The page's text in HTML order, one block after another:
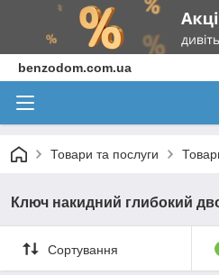
benzodom.com.ua
Товари та послуги
Ключ накидний глибокий
Сортування